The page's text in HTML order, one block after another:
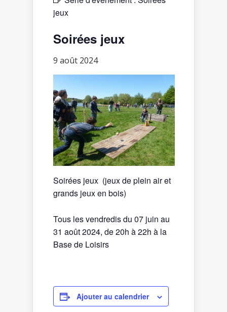
jeux
Soirées jeux
9 août 2024
Soirées jeux (jeux de plein air et
grands jeux en bois)
Tous les vendredis du 07 juin au
31 août 2024, de 20h à 22h à la
Base de Loisirs
Ajouter au calendrier